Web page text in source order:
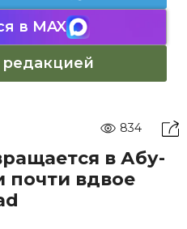
в MAX
редакцией
834
в Абу-
почти вдвое